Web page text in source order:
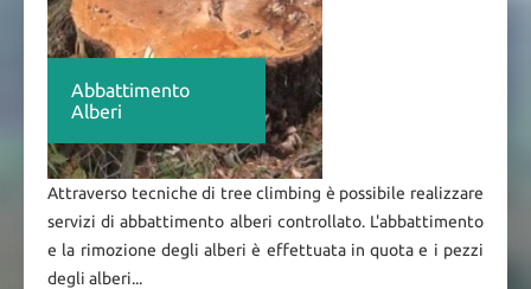
Abbattimento
Alberi
Attraverso tecniche di tree climbing è possibile realizzare
servizi di abbattimento alberi controllato. L'abbattimento
e la rimozione degli alberi è effettuata in quota e i pezzi
degli alberi...